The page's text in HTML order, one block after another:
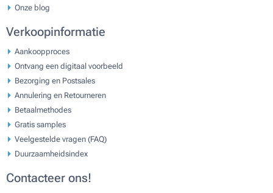
Onze blog
Verkoopinformatie
Aankoopproces
Ontvang een digitaal voorbeeld
Bezorging en Postsales
Annulering en Retourneren
Betaalmethodes
Gratis samples
Veelgestelde vragen (FAQ)
Duurzaamheidsindex
Contacteer ons!